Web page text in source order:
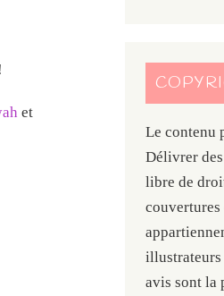
et
Le contenu
Délivrer
libre de
illustrateurs
avis sont la